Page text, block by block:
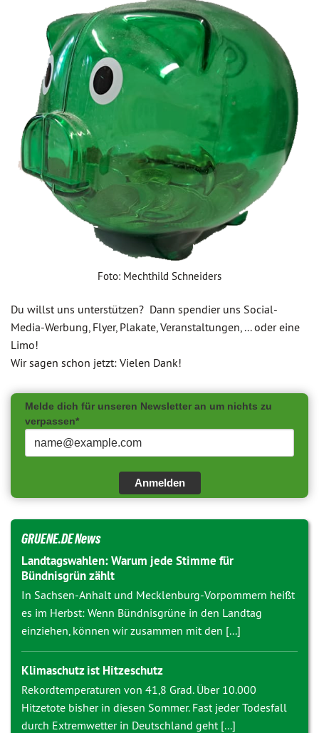
Foto: Mechthild Schneiders
Du willst uns unterstützen? Dann spendier uns Social-
Media-Werbung, Flyer, Plakate, Veranstaltungen, ... oder eine
Limo!
Wir sagen schon jetzt: Vielen Dank!
Melde dich für unseren Newsletter an um nichts zu
verpassen*
Anmelden
GRUENE.DE News
Landtagswahlen: Warum jede Stimme für
Bündnisgrün zählt
In Sachsen-Anhalt und Mecklenburg-Vorpommern heißt
es im Herbst: Wenn Bündnisgrüne in den Landtag
einziehen, können wir zusammen mit den [...]
Klimaschutz ist Hitzeschutz
Rekordtemperaturen von 41,8 Grad. Über 10.000
Hitzetote bisher in diesen Sommer. Fast jeder Todesfall
durch Extremwetter in Deutschland geht [...]